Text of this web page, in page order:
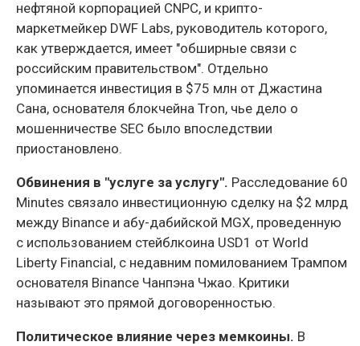
нефтяной корпорацией CNPC, и крипто-
маркетмейкер DWF Labs, руководитель которого,
как утверждается, имеет "обширные связи с
российским правительством". Отдельно
упоминается инвестиция в $75 млн от Джастина
Сана, основателя блокчейна Tron, чье дело о
мошенничестве SEC было впоследствии
приостановлено.
Обвинения в "услуге за услугу". Расследование 60
Minutes связало инвестиционную сделку на $2 млрд
между Binance и абу-дабийской MGX, проведенную
с использованием стейблкоина USD1 от World
Liberty Financial, с недавним помилованием Трампом
основателя Binance Чанпэна Чжао. Критики
называют это прямой договоренностью.
Политическое влияние через мемкоины. В